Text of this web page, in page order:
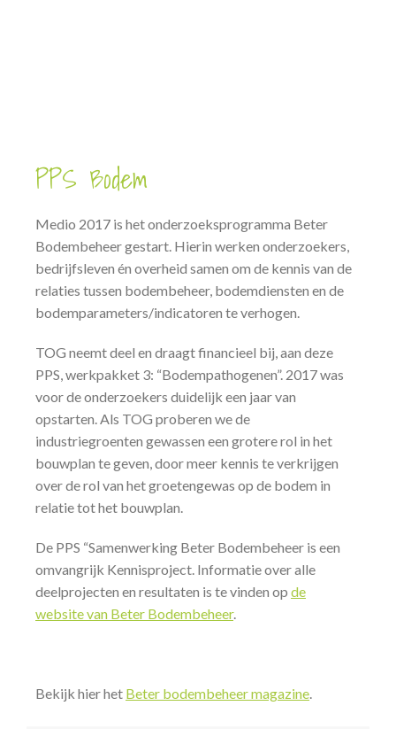
PPS Bodem
Medio 2017 is het onderzoeksprogramma Beter
Bodembeheer gestart. Hierin werken onderzoekers,
bedrijfsleven én overheid samen om de kennis van de
relaties tussen bodembeheer, bodemdiensten en de
bodemparameters/indicatoren te verhogen.
TOG neemt deel en draagt financieel bij, aan deze
PPS, werkpakket 3: “Bodempathogenen”. 2017 was
voor de onderzoekers duidelijk een jaar van
opstarten. Als TOG proberen we de
industriegroenten gewassen een grotere rol in het
bouwplan te geven, door meer kennis te verkrijgen
over de rol van het groetengewas op de bodem in
relatie tot het bouwplan.
De PPS “Samenwerking Beter Bodembeheer is een
omvangrijk Kennisproject. Informatie over alle
deelprojecten en resultaten is te vinden op de
website van Beter Bodembeheer.
Bekijk hier het Beter bodembeheer magazine.